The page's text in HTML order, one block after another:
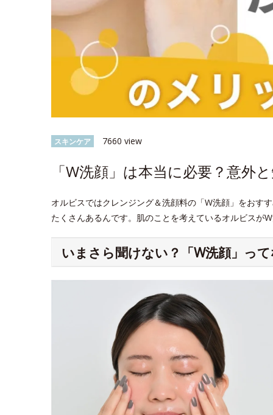
スキンケア 7660 view
「W洗顔」は本当に必要？意外
オルビスではクレンジング＆洗顔料の「W洗顔」をおす
たくさんあるんです。肌のことを考えているオルビスが
いまさら聞けない？「W洗顔」っ